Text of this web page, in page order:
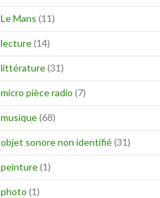
Le Mans (11)
lecture(14)
littérature(31)
micro pièce radio (7)
musique(68)
objet sonore non identifié(31)
peinture(1)
photo (1)